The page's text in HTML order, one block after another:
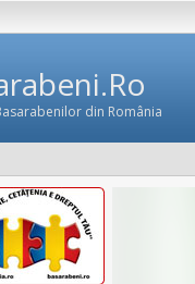
din România